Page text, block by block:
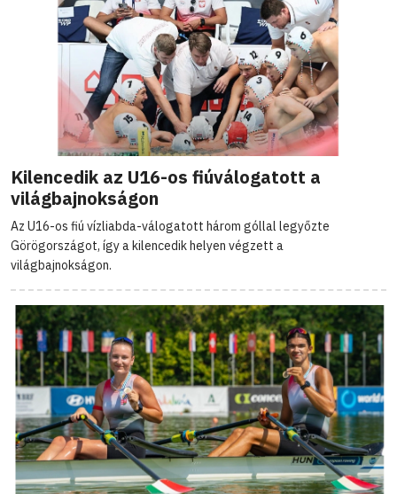
Kilencedik az U16-os fiúválogatott a
világbajnokságon
Az U16-os fiú vízliabda-válogatott három góllal legyőzte
Görögországot, így a kilencedik helyen végzett a
világbajnokságon.